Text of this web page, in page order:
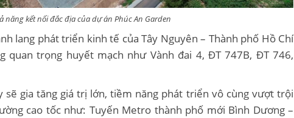
năng kết nối đắc địa của dự án Phúc An Garden
lang phát triển kinh tế của Tây Nguyên – Thành phố Hồ Chí
quan trọng huyết mạch như Vành đai 4, ĐT 747B, ĐT 746,
sẽ gia tăng giá trị lớn, tiềm năng phát triển vô cùng vượt trội
cao tốc như: Tuyến Metro thành phố mới Bình Dương –